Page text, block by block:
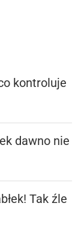
kontroluje
dawno nie
Tak źle